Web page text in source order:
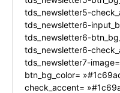
tds_newsletter5-
tds_newsletter6-
tds_newsletter6-
tds_newsletter6-
tds_newsletter7-
btn_bg_color=
check_accent=